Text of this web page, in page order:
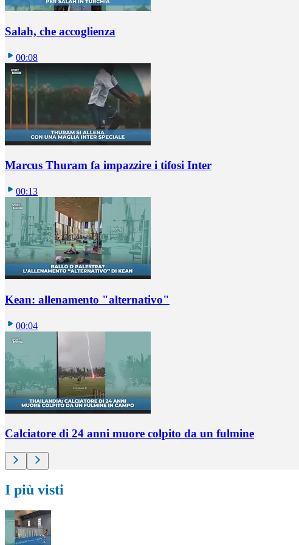
Salah, che accoglienza
00:08
Marcus Thuram fa impazzire i tifosi Inter
00:13
Kean: allenamento "alternativo"
00:04
Calciatore di 24 anni muore colpito da un fulmine
I più visti